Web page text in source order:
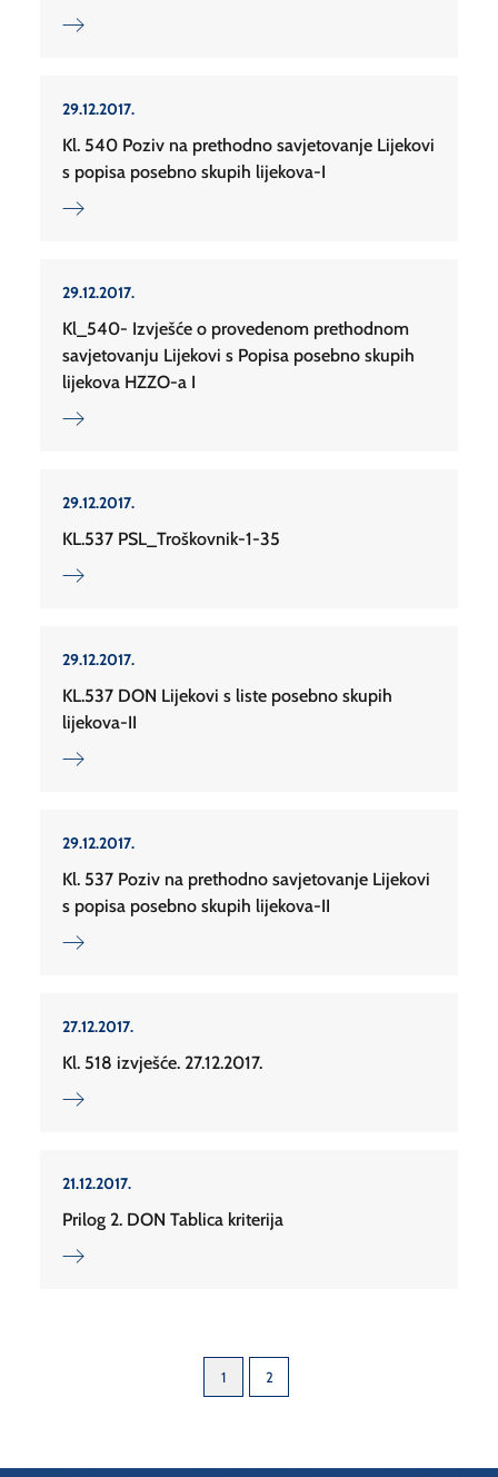
29.12.2017.
Kl. 540 Poziv na prethodno savjetovanje Lijekovi
s popisa posebno skupih lijekova-I
29.12.2017.
Kl_540- Izvješće o provedenom prethodnom
savjetovanju Lijekovi s Popisa posebno skupih
lijekova HZZO-a I
29.12.2017.
KL.537 PSL_Troškovnik-1-35
29.12.2017.
KL.537 DON Lijekovi s liste posebno skupih
lijekova-II
29.12.2017.
Kl. 537 Poziv na prethodno savjetovanje Lijekovi
s popisa posebno skupih lijekova-II
27.12.2017.
Kl. 518 izvješće. 27.12.2017.
21.12.2017.
Prilog 2. DON Tablica kriterija
1 2